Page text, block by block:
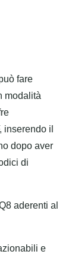
fare
modalità
inserendo il
dopo aver
di
aderenti al
e